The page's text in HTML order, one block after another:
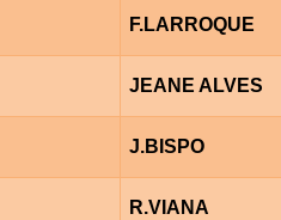
F.LARROQUE
JEANE ALVES
J.BISPO
R.VIANA